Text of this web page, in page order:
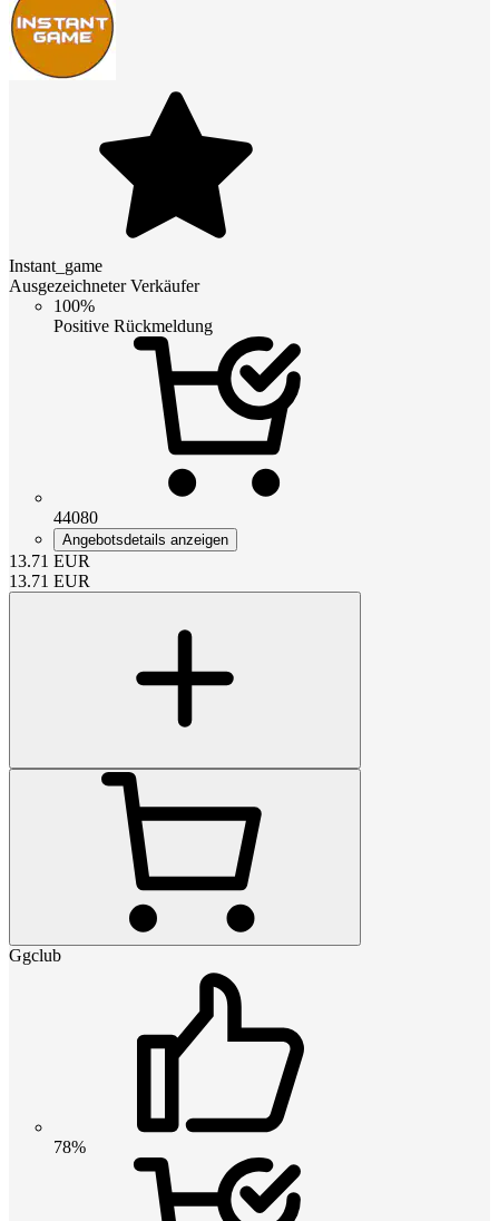
Instant_game
Ausgezeichneter Verkäufer
100%
Positive Rückmeldung
44080
Angebotsdetails anzeigen
13.71 EUR
13.71 EUR
Ggclub
78%